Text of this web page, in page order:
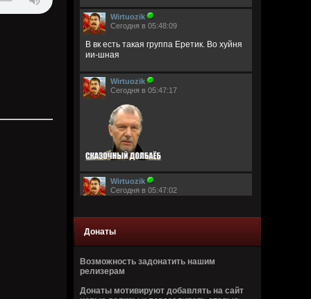
Wirtuozik
Сегодня в 05:48:09
В вк есть такая группа Еретик. Во хуйня
ии-шная
Wirtuozik
Сегодня в 05:47:17
Wirtuozik
Сегодня в 05:47:02
Сегодня в 05:46:44
Донаты
Возможность задонатить нашим
релизерам
Донаты мотивируют добавлять на сайт